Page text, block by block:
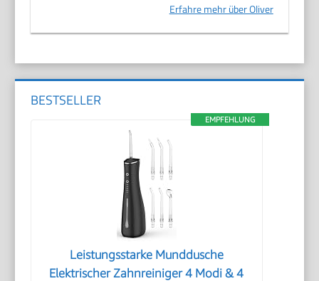
Erfahre mehr über Oliver
BESTSELLER
EMPFEHLUNG
Leistungsstarke Munddusche
Elektrischer Zahnreiniger 4 Modi & 4